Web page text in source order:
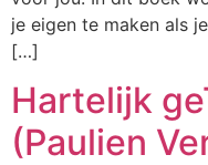
je eigen te maken als
[…]
Hartelijk
(Paulien